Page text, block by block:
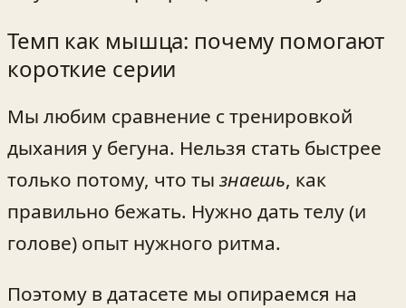
Темп как мышца: почему помогают
короткие серии
Мы любим сравнение с тренировкой
дыхания у бегуна. Нельзя стать быстрее
только потому, что ты знаешь, как
правильно бежать. Нужно дать телу (и
голове) опыт нужного ритма.
Поэтому в датасете мы опираемся на